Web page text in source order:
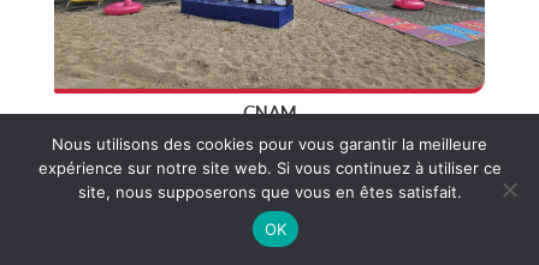
CNAM
ROADSHOW
EN
Nous utilisons des cookies pour vous garantir la meilleure
expérience sur notre site web. Si vous continuez à utiliser ce
site, nous supposerons que vous en êtes satisfait.
OK